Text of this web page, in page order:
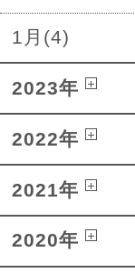
1月(4)
2023年
2022年
2021年
2020年